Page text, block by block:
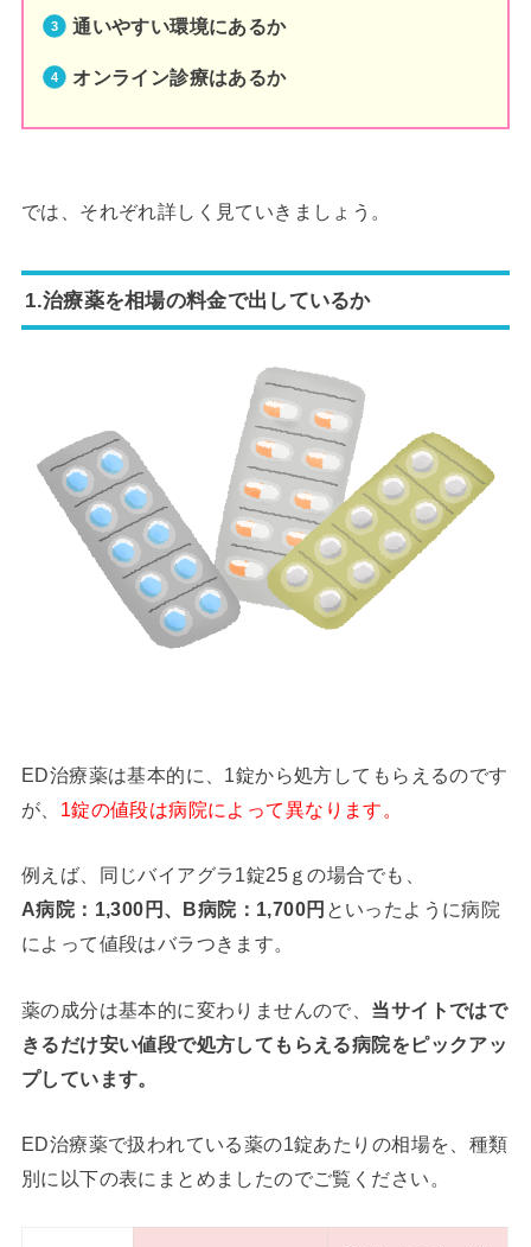
通いやすい環境にあるか
オンライン診療はあるか
では、それぞれ詳しく見ていきましょう。
1.治療薬を相場の料金で出しているか
ED治療薬は基本的に、1錠から処方してもらえるのです
が、 1錠の値段は病院によって異なります。
例えば、同じバイアグラ1錠25ｇの場合でも、
A病院：1,300円、B病院：1,700円 といったように病院
によって値段はバラつきます。
薬の成分は基本的に変わりませんので、 当サイトではで
きるだけ安い値段で処方してもらえる病院をピックアッ
プしています。
ED治療薬で扱われている薬の1錠あたりの相場を、種類
別に以下の表にまとめましたのでご覧ください。